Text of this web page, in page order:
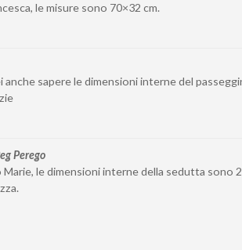
le misure sono 70×32 cm.
anche sapere le dimensioni interne del
Perego
le dimensioni interne della sedutta sono